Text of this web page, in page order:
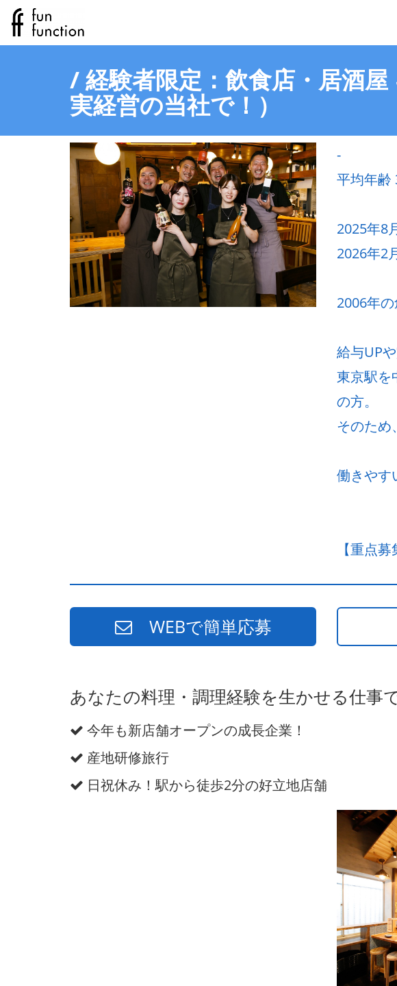
/ 経験者限定：飲食店・居酒
実経営の当社で！）
-
平均年齢
2025年8
2026年2
2006年
給与UP
東京駅を
の方。
そのため
働きやす
【重点募
WEBで簡単応募
あなたの料理・調理経験を生かせる仕事で
今年も新店舗オープンの成長企業！
産地研修旅行
日祝休み！駅から徒歩2分の好立地店舗